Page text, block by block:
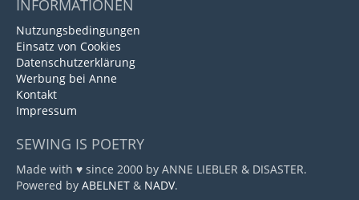
INFORMATIONEN
Nutzungsbedingungen
Einsatz von Cookies
Datenschutzerklärung
Werbung bei Anne
Kontakt
Impressum
SEWING IS POETRY
Made with ♥ since 2000 by ANNE LIEBLER & DISASTER.
Powered by ABELNET & NADV.